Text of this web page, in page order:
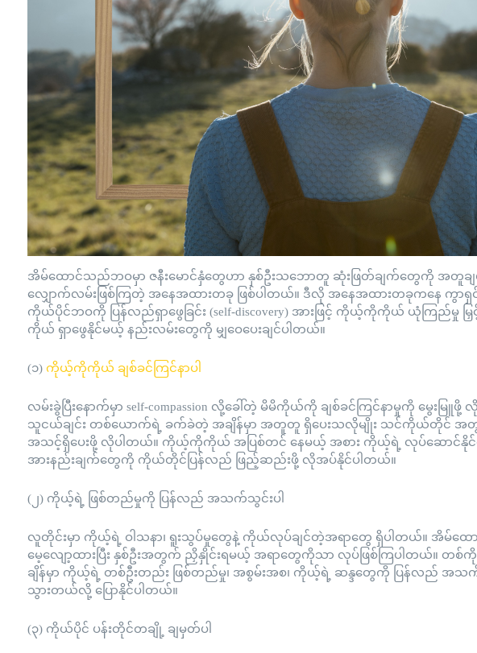
အိမ်ထောင်သည်ဘဝမှာ ဇနီးမောင်နှံတွေဟာ နှစ်ဦးသဘောတူ ဆုံးဖြတ်ချက်တွေကို အတူခ
လျှောက်လမ်းဖြစ်ကြတဲ့ အနေအထားတခု ဖြစ်ပါတယ်။ ဒီလို အနေအထားတခုကနေ ကွာရှ
ကိုယ်ပိုင်ဘဝကို ပြန်လည်ရှာဖွေခြင်း (self-discovery) အားဖြင့် ကိုယ့်ကိုကိုယ် ယုံကြည်
ကိုယ် ရှာဖွေနိုင်မယ့် နည်းလမ်းတွေကို မျှဝေပေးချင်ပါတယ်။
(၁)ကိုယ့်ကိုကိုယ် ချစ်ခင်ကြင်နာပါ
လမ်းခွဲပြီးနောက်မှာ self-compassion လို့ခေါ်တဲ့ မိမိကိုယ်ကို ချစ်ခင်ကြင်နာမှုကို မွေး
သူငယ်ချင်း တစ်ယောက်ရဲ့ ခက်ခဲတဲ့ အချိန်မှာ အတူတူ ရှိပေးသလိုမျိုး သင်ကိုယ်တိုင်
အသင့်ရှိပေးဖို့ လိုပါတယ်။ ကိုယ့်ကိုကိုယ် အပြစ်တင် နေမယ့် အစား ကိုယ့်ရဲ့ လုပ်ဆောင်နို
အားနည်းချက်တွေကို ကိုယ်တိုင်ပြန်လည် ဖြည့်ဆည်းဖို့ လိုအပ်နိုင်ပါတယ်။
(၂) ကိုယ့်ရဲ့ ဖြစ်တည်မှုကို ပြန်လည် အသက်သွင်းပါ
လူတိုင်းမှာ ကိုယ့်ရဲ့ ဝါသနာ၊ ရူးသွပ်မှုတွေနဲ့ ကိုယ်လုပ်ချင်တဲ့အရာတွေ ရှိပါတယ်။ အိမ်ထေ
မေ့လျော့ထားပြီး နှစ်ဦးအတွက် ညှိနှိုင်းရမယ့် အရာတွေကိုသာ လုပ်ဖြစ်ကြပါတယ်။
ချိန်မှာ ကိုယ့်ရဲ့ တစ်ဦးတည်း ဖြစ်တည်မှု၊ အစွမ်းအစ၊ ကိုယ့်ရဲ့ ဆန္ဒတွေကို ပြန်လည် အ
သွားတယ်လို့ ပြောနိုင်ပါတယ်။
(၃) ကိုယ်ပိုင် ပန်းတိုင်တချို့ ချမှတ်ပါ